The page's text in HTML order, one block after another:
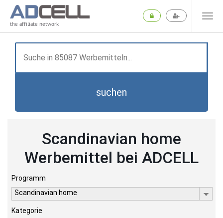
the affiliate network
suchen
Scandinavian home
Werbemittel bei ADCELL
Programm
Scandinavian home
Kategorie